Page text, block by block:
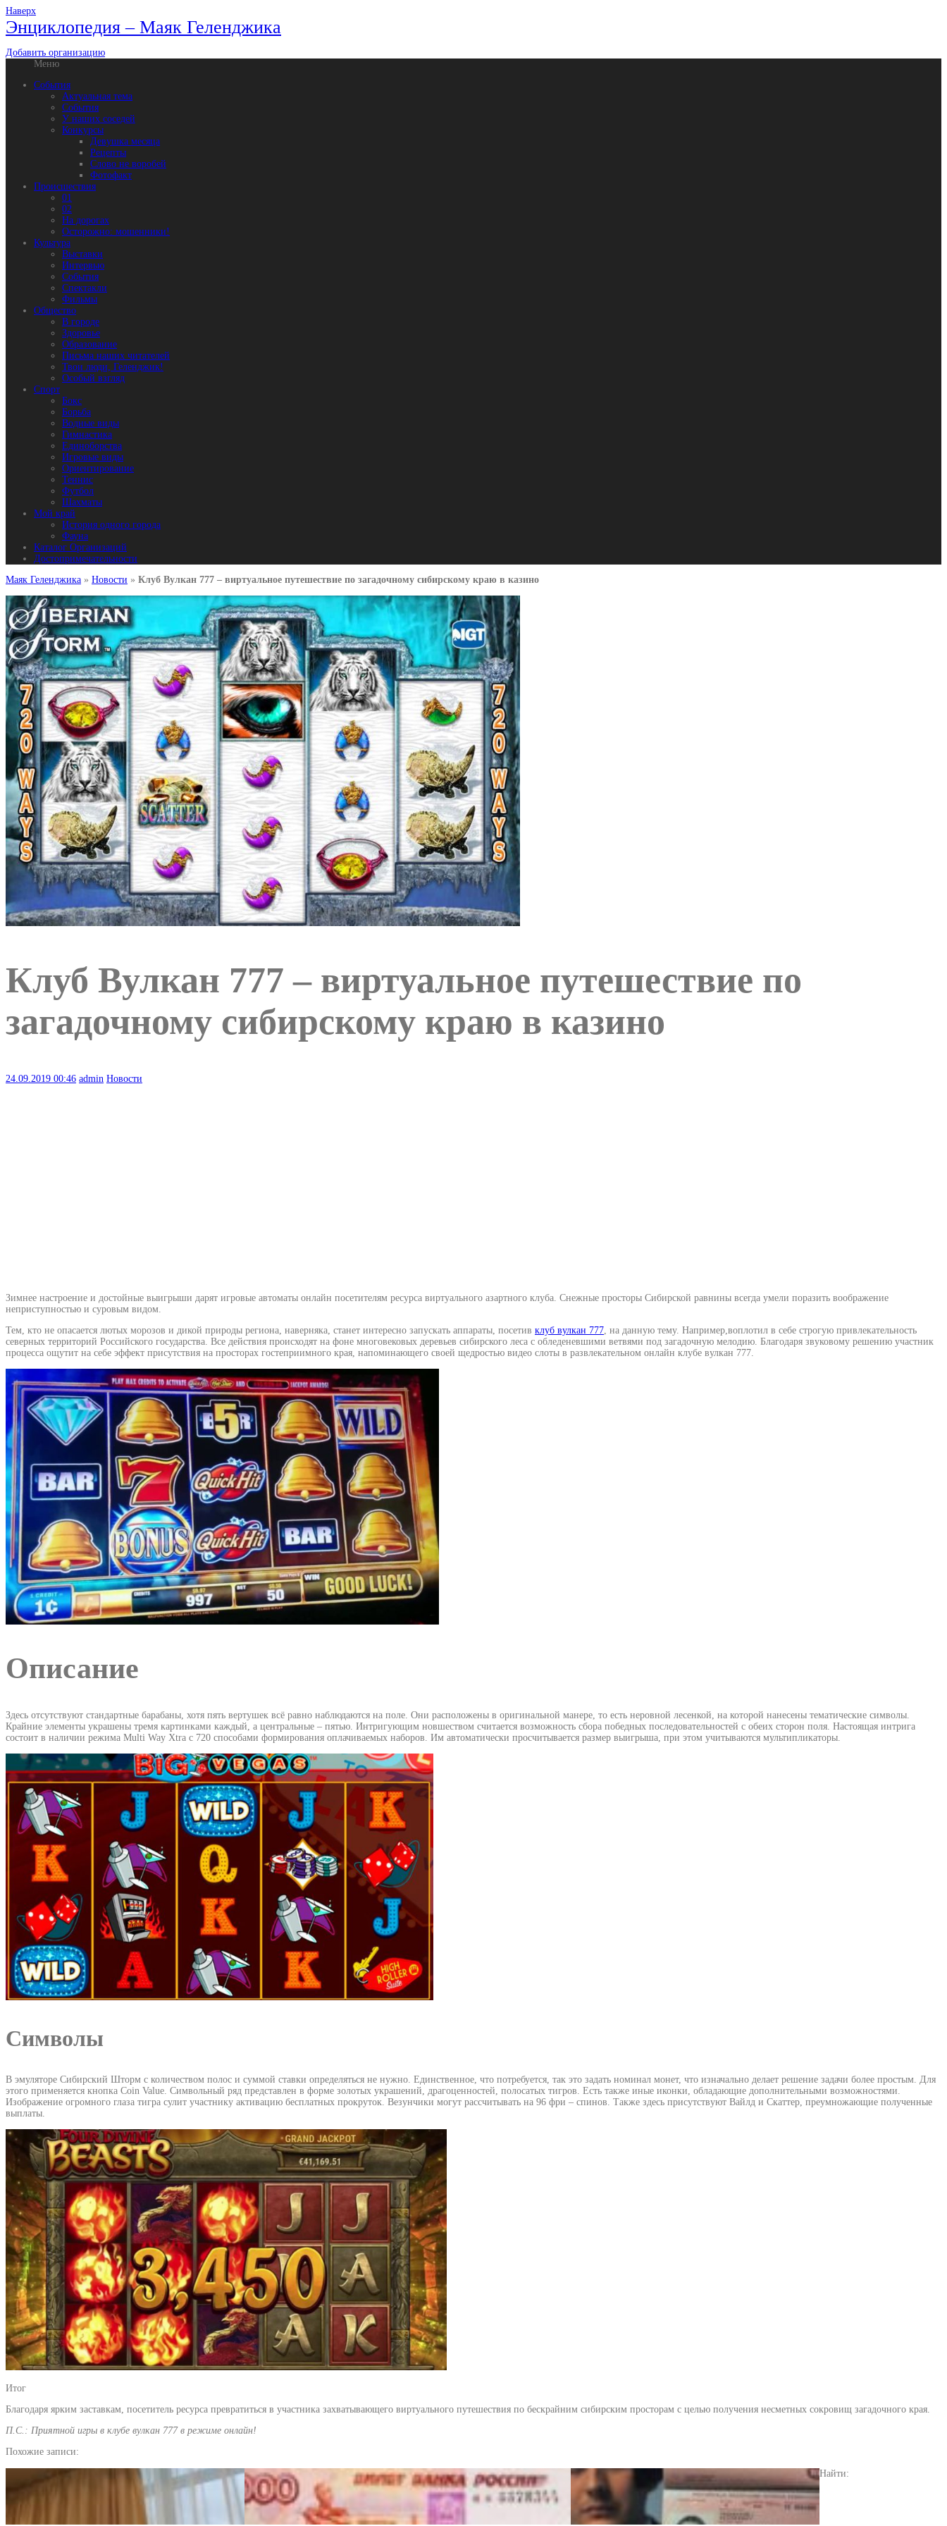
Наверх
Энциклопедия – Маяк Геленджика
Добавить организацию
Меню
События
Актуальная тема
События
У наших соседей
Конкурсы
Девушка месяца
Рецепты
Слово не воробей
Фотофакт
Происшествия
01
02
На дорогах
Осторожно: мошенники!
Культура
Выставки
Интервью
События
Спектакли
Фильмы
Общество
В городе
Здоровье
Образование
Письма наших читателей
Твои люди, Геленджик!
Особый взгляд
Спорт
Бокс
Борьба
Водные виды
Гимнастика
Единоборства
Игровые виды
Ориентирование
Теннис
Футбол
Шахматы
Мой край
История одного города
Фауна
Каталог Организаций
Достопримечательности
Маяк Геленджика » Новости » Клуб Вулкан 777 – виртуальное путешествие по загадочному сибирскому краю в казино
Клуб Вулкан 777 – виртуальное путешествие по
загадочному сибирскому краю в казино
24.09.2019 00:46 admin Новости
Зимнее настроение и достойные выигрыши дарят игровые автоматы онлайн посетителям ресурса виртуального азартного клуба. Снежные просторы Сибирской равнины всегда умели поразить воображение
неприступностью и суровым видом.
Тем, кто не опасается лютых морозов и дикой природы региона, наверняка, станет интересно запускать аппараты, посетив клуб вулкан 777 , на данную тему. Например,воплотил в себе строгую привлекательность
северных территорий Российского государства. Все действия происходят на фоне многовековых деревьев сибирского леса с обледеневшими ветвями под загадочную мелодию. Благодаря звуковому решению участник
процесса ощутит на себе эффект присутствия на просторах гостеприимного края, напоминающего своей щедростью видео слоты в развлекательном онлайн клубе вулкан 777.
Описание
Здесь отсутствуют стандартные барабаны, хотя пять вертушек всё равно наблюдаются на поле. Они расположены в оригинальной манере, то есть неровной лесенкой, на которой нанесены тематические символы.
Крайние элементы украшены тремя картинками каждый, а центральные – пятью. Интригующим новшеством считается возможность сбора победных последовательностей с обеих сторон поля. Настоящая интрига
состоит в наличии режима Multi Way Xtra с 720 способами формирования оплачиваемых наборов. Им автоматически просчитывается размер выигрыша, при этом учитываются мультипликаторы.
Символы
В эмуляторе Сибирский Шторм с количеством полос и суммой ставки определяться не нужно. Единственное, что потребуется, так это задать номинал монет, что изначально делает решение задачи более простым. Для
этого применяется кнопка Coin Value. Символьный ряд представлен в форме золотых украшений, драгоценностей, полосатых тигров. Есть также иные иконки, обладающие дополнительными возможностями.
Изображение огромного глаза тигра сулит участнику активацию бесплатных прокруток. Везунчики могут рассчитывать на 96 фри – спинов. Также здесь присутствуют Вайлд и Скаттер, преумножающие полученные
выплаты.
Итог
Благодаря ярким заставкам, посетитель ресурса превратиться в участника захватывающего виртуального путешествия по бескрайним сибирским просторам с целью получения несметных сокровищ загадочного края.
П.С.: Приятной игры в клубе вулкан 777 в режиме онлайн!
Похожие записи:
Найти: